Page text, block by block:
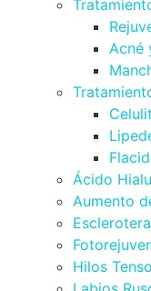
Acné
Ácido
Aumento
Hilos